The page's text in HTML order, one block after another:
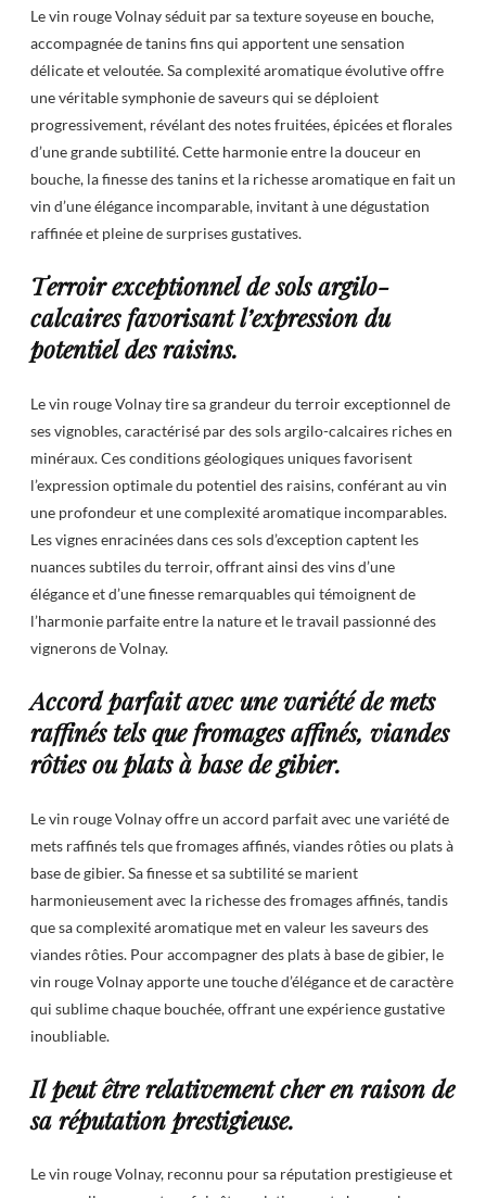
Le vin rouge Volnay séduit par sa texture soyeuse en bouche,
accompagnée de tanins fins qui apportent une sensation
délicate et veloutée. Sa complexité aromatique évolutive offre
une véritable symphonie de saveurs qui se déploient
progressivement, révélant des notes fruitées, épicées et florales
d’une grande subtilité. Cette harmonie entre la douceur en
bouche, la finesse des tanins et la richesse aromatique en fait un
vin d’une élégance incomparable, invitant à une dégustation
raffinée et pleine de surprises gustatives.
Terroir exceptionnel de sols argilo-
calcaires favorisant l’expression du
potentiel des raisins.
Le vin rouge Volnay tire sa grandeur du terroir exceptionnel de
ses vignobles, caractérisé par des sols argilo-calcaires riches en
minéraux. Ces conditions géologiques uniques favorisent
l’expression optimale du potentiel des raisins, conférant au vin
une profondeur et une complexité aromatique incomparables.
Les vignes enracinées dans ces sols d’exception captent les
nuances subtiles du terroir, offrant ainsi des vins d’une
élégance et d’une finesse remarquables qui témoignent de
l’harmonie parfaite entre la nature et le travail passionné des
vignerons de Volnay.
Accord parfait avec une variété de mets
raffinés tels que fromages affinés, viandes
rôties ou plats à base de gibier.
Le vin rouge Volnay offre un accord parfait avec une variété de
mets raffinés tels que fromages affinés, viandes rôties ou plats à
base de gibier. Sa finesse et sa subtilité se marient
harmonieusement avec la richesse des fromages affinés, tandis
que sa complexité aromatique met en valeur les saveurs des
viandes rôties. Pour accompagner des plats à base de gibier, le
vin rouge Volnay apporte une touche d’élégance et de caractère
qui sublime chaque bouchée, offrant une expérience gustative
inoubliable.
Il peut être relativement cher en raison de
sa réputation prestigieuse.
Le vin rouge Volnay, reconnu pour sa réputation prestigieuse et